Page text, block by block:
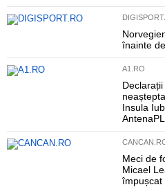
înainte
A1.RO
Insula
Meci de
Micael
împușcat